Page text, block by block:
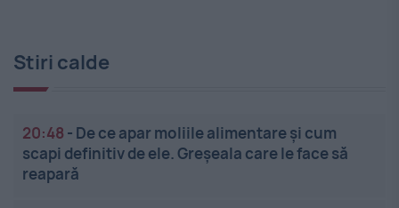
Stiri calde
20:48 - De ce apar moliile alimentare și cum
scapi definitiv de ele. Greșeala care le face să
reapară